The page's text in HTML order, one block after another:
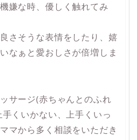
嫌な時、優しく触れてみ
さそうな表情をしたり、嬉
なぁと愛おしさが倍増しま
サージ(赤ちゃんとのふれ
くいかない、上手くいっ
マから多く相談をいただき